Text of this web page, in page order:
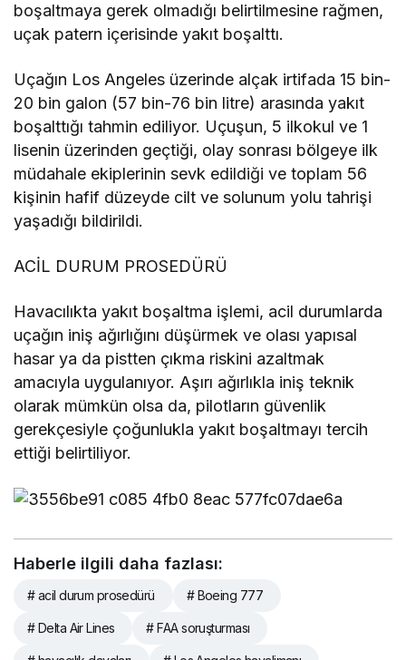
boşaltmaya gerek olmadığı belirtilmesine rağmen,
uçak patern içerisinde yakıt boşalttı.
Uçağın Los Angeles üzerinde alçak irtifada 15 bin-
20 bin galon (57 bin-76 bin litre) arasında yakıt
boşalttığı tahmin ediliyor. Uçuşun, 5 ilkokul ve 1
lisenin üzerinden geçtiği, olay sonrası bölgeye ilk
müdahale ekiplerinin sevk edildiği ve toplam 56
kişinin hafif düzeyde cilt ve solunum yolu tahrişi
yaşadığı bildirildi.
ACİL DURUM PROSEDÜRÜ
Havacılıkta yakıt boşaltma işlemi, acil durumlarda
uçağın iniş ağırlığını düşürmek ve olası yapısal
hasar ya da pistten çıkma riskini azaltmak
amacıyla uygulanıyor. Aşırı ağırlıkla iniş teknik
olarak mümkün olsa da, pilotların güvenlik
gerekçesiyle çoğunlukla yakıt boşaltmayı tercih
ettiği belirtiliyor.
Haberle ilgili daha fazlası:
# acil durum prosedürü # Boeing 777
# Delta Air Lines # FAA soruşturması